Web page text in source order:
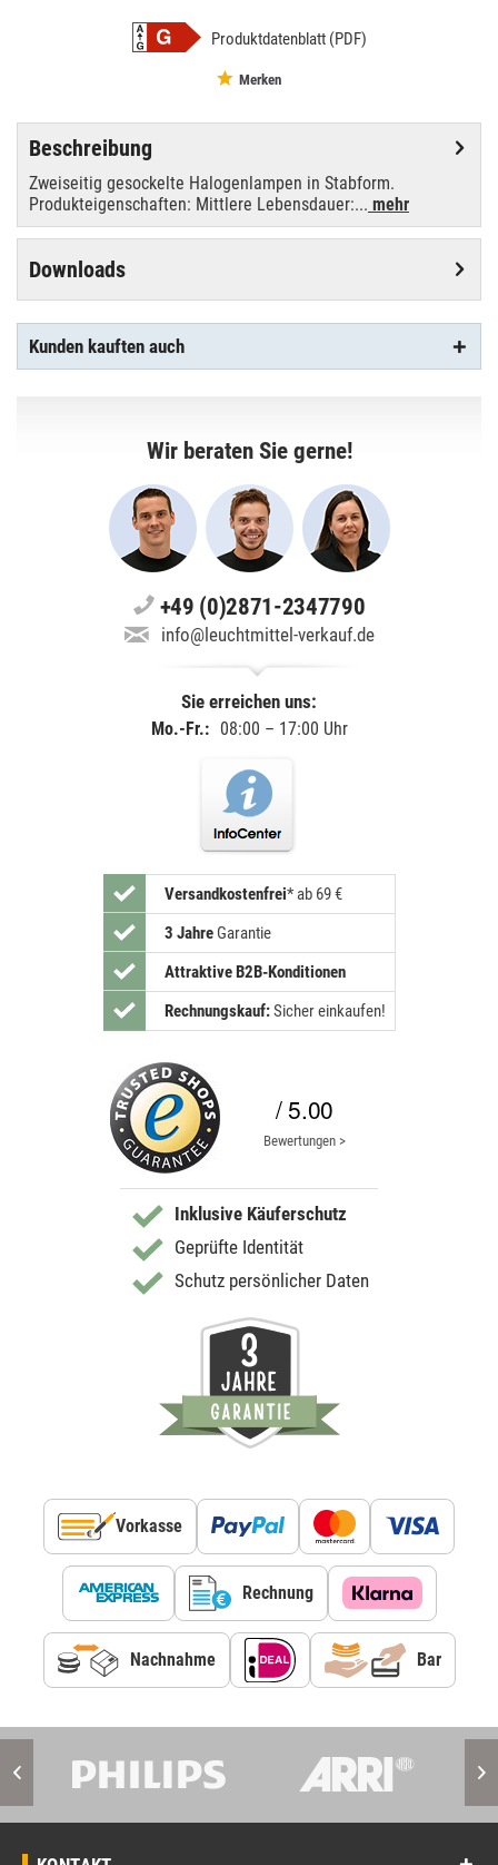
Produktdatenblatt (PDF)
Merken
Beschreibung
Zweiseitig gesockelte Halogenlampen in Stabform.
Produkteigenschaften: Mittlere Lebensdauer:... mehr
Downloads
Kunden kauften auch
Wir beraten Sie gerne!
+49 (0)2871-2347790
info@leuchtmittel-verkauf.de
Sie erreichen uns:
Mo.-Fr.: 08:00 – 17:00 Uhr
Versandkostenfrei* ab 69 €
3 JahreGarantie
Attraktive B2B-Konditionen
Rechnungskauf:Sicher einkaufen!
/ 5.00
Bewertungen >
Inklusive Käuferschutz
Geprüfte Identität
Schutz persönlicher Daten
Vorkasse
Rechnung
Nachnahme Bar